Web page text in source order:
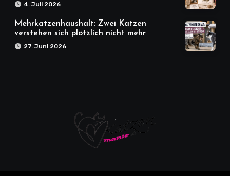
4. Juli 2026
Mehrkatzenhaushalt: Zwei Katzen
verstehen sich plötzlich nicht mehr
27. Juni 2026